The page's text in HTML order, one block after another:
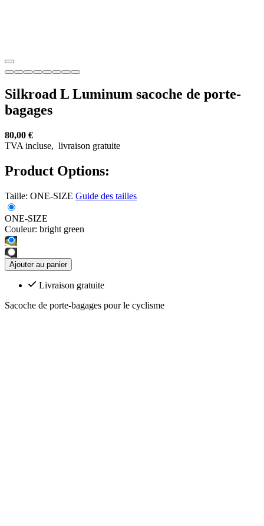
Silkroad L Luminum sacoche de porte-
bagages
80,00 €
TVA incluse, livraison gratuite
Product Options:
Taille: ONE-SIZE Guide des tailles
ONE-SIZE
Couleur: bright green
Ajouter au panier
Livraison gratuite
Sacoche de porte-bagages pour le cyclisme